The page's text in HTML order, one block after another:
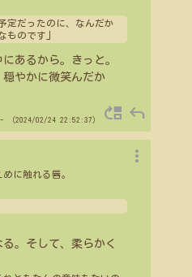
定だったのに、なんだか
ものです
あるから。きっと。
やかに微笑んだか
- （2024/02/24 22:52:37） move_up reply
に触れる唇。
。そして、柔らかく
more_vert